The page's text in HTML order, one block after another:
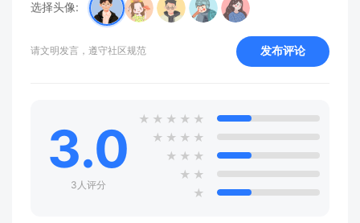
选择头像:
请文明发言，遵守社区规范 发布评论
3.0
3人评分
★ ★ ★ ★ ★
★ ★ ★ ★
★ ★ ★
★ ★
★